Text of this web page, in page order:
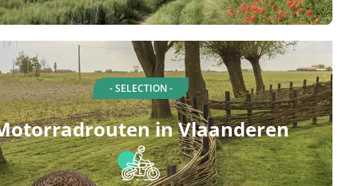
- SELECTION -
in Vlaanderen